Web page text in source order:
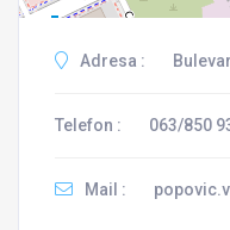
Adresa :
Telefon : 063/850
Mail :